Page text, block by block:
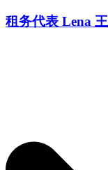
租务代表 Lena 王